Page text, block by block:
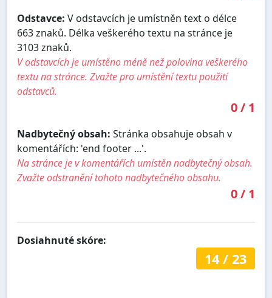
Odstavce: V odstavcích je umístněn text o délce
663 znaků. Délka veškerého textu na stránce je
3103 znaků.
V odstavcích je umístěno méně než polovina veškerého
textu na stránce. Zvažte pro umístění textu použití
odstavců.
0/ 1
Nadbytečný obsah: Stránka obsahuje obsah v
komentářích: 'end footer ...'.
Na stránce je v komentářích umístěn nadbytečný obsah.
Zvažte odstranění tohoto nadbytečného obsahu.
0/ 1
Dosiahnuté skóre:
14/ 23